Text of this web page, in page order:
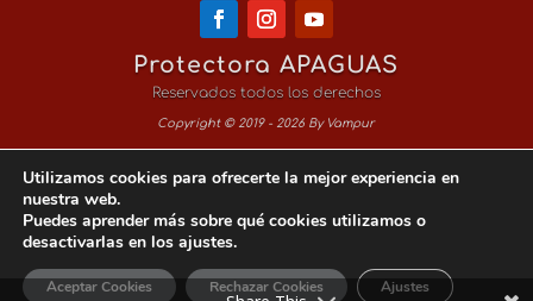
Protectora APAGUAS
Reservados todos los derechos
Copyright © 2019 - 2026 By Vampur
Aviso Legal
Política de Privacidad
Política de Cookies
Utilizamos cookies para ofrecerte la mejor experiencia en
nuestra web.
Puedes aprender más sobre qué cookies utilizamos o
desactivarlas en los ajustes.
Aceptar Cookies Rechazar Cookies Ajustes